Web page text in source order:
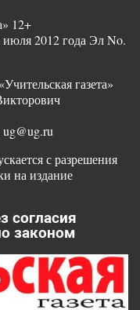
12+
июля 2012 года Эл No.
газета»
с разрешения
на издание
согласия
законом